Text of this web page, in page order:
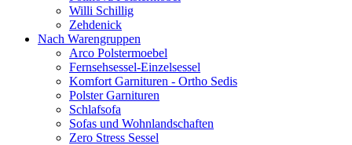
Willi Schillig
Zehdenick
Nach Warengruppen
Arco Polstermoebel
Fernsehsessel-Einzelsessel
Komfort Garnituren - Ortho Sedis
Polster Garnituren
Schlafsofa
Sofas und Wohnlandschaften
Zero Stress Sessel